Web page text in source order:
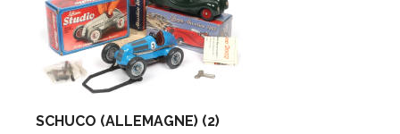
SCHUCO (ALLEMAGNE) (2)